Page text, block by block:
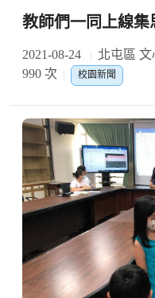
教師們一同上線集
2021-08-24 北屯區
990 次
校園新聞